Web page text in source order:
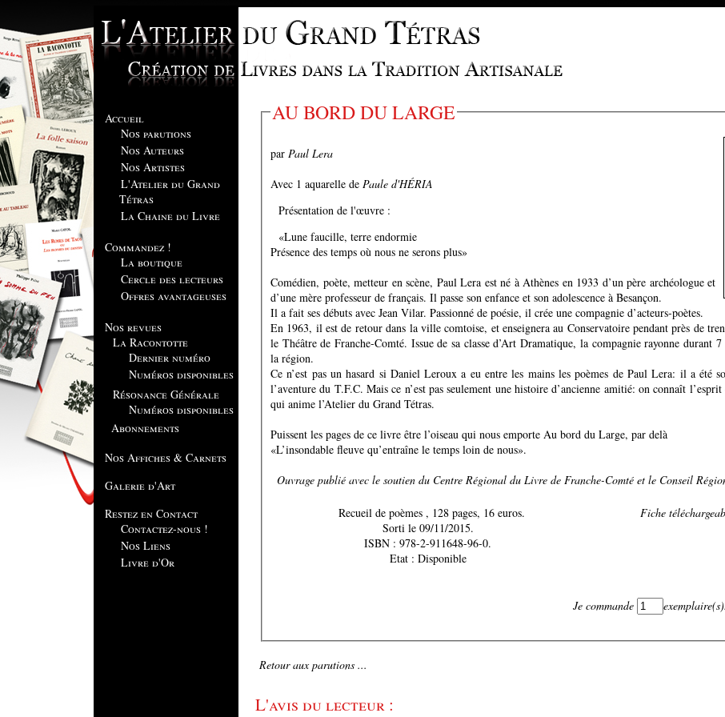
Accueil
Nos parutions
Nos Auteurs
Nos Artistes
L'Atelier du Grand
Tétras
La Chaine du Livre
Commandez !
La boutique
Cercle des lecteurs
Offres avantageuses
Nos revues
La Racontotte
Dernier numéro
Numéros disponibles
Résonance Générale
Numéros disponibles
Abonnements
Nos Affiches & Carnets
Galerie d'Art
Restez en Contact
Contactez-nous !
Nos Liens
Livre d'Or
AU BORD DU LARGE
par Paul Lera
Avec 1 aquarelle de Paule d'HÉRIA
Présentation de l'œuvre :
«Lune faucille, terre endormie
Présence des temps où nous ne serons plus»
Comédien, poète, metteur en scène, Paul Lera est né à Athènes en 1933 d’un père archéologue et
d’une mère professeur de français. Il passe son enfance et son adolescence à Besançon.
Il a fait ses débuts avec Jean Vilar. Passionné de poésie, il crée une compagnie d’acteurs-poètes.
En 1963, il est de retour dans la ville comtoise, et enseignera au Conservatoire pendant près de
le Théâtre de Franche-Comté. Issue de sa classe d’Art Dramatique, la compagnie rayonne durant
la région.
Ce n’est pas un hasard si Daniel Leroux a eu entre les mains les poèmes de Paul Lera: il a été
l’aventure du T.F.C. Mais ce n’est pas seulement une histoire d’ancienne amitié: on connaît
qui anime l’Atelier du Grand Tétras.
Puissent les pages de ce livre être l’oiseau qui nous emporte Au bord du Large, par delà
«L’insondable fleuve qu’entraîne le temps loin de nous».
Ouvrage publié avec le soutien du Centre Régional du Livre de Franche-Comté et le Conseil
Recueil de poèmes , 128 pages, 16 euros.
Sorti le 09/11/2015.
ISBN : 978-2-911648-96-0.
Etat : Disponible
Fiche
Je commande exemplaire(s).
Retour aux parutions ...
L'avis du lecteur :